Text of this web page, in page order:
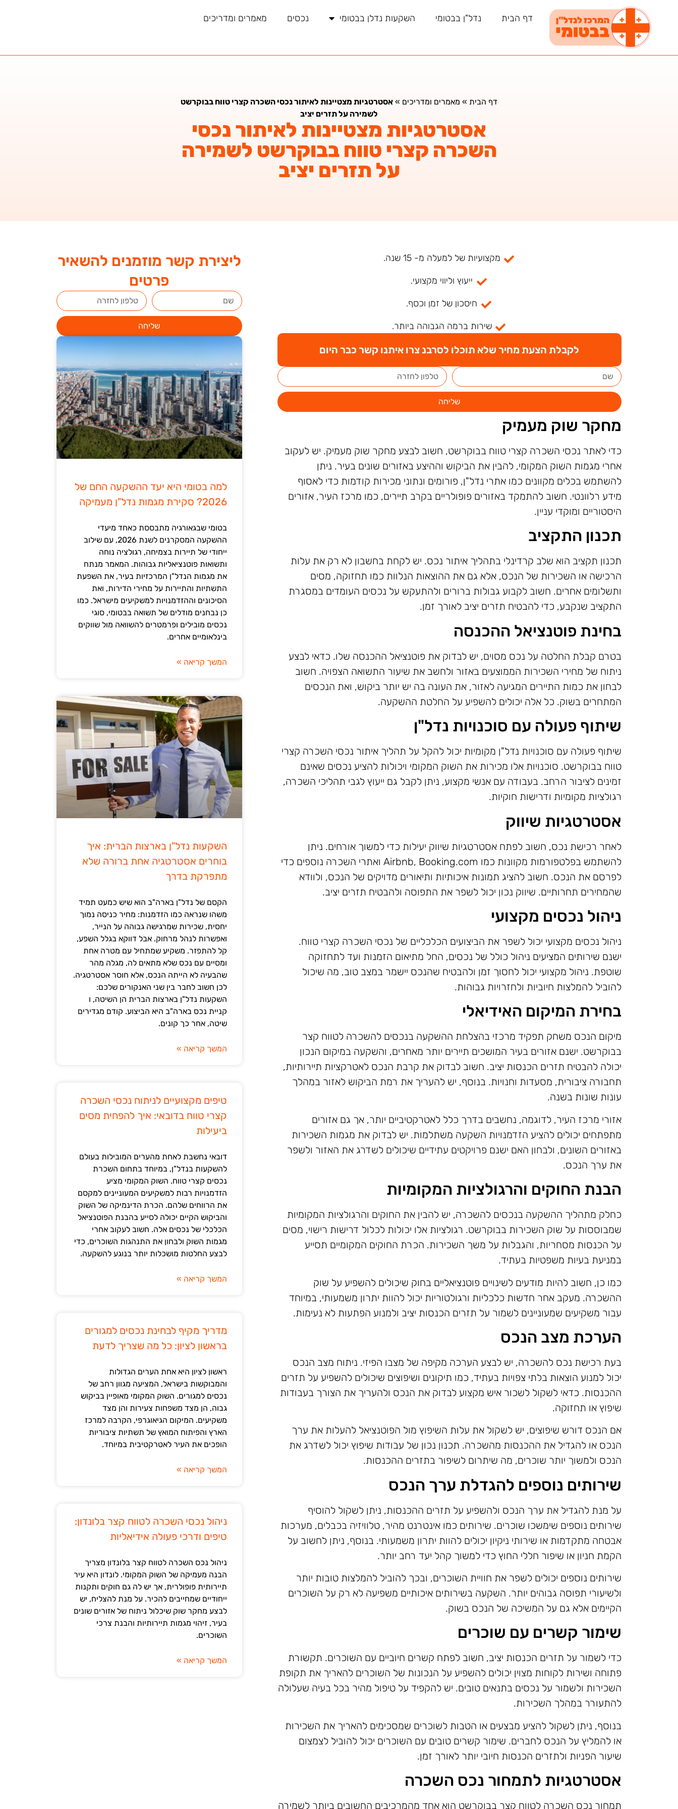
דף הבית נדל"ן בבטומי השקעות נדלן בבטומי נכסים מאמרים ומדריכים
דף הבית » מאמרים ומדריכים » אסטרטגיות מצטיינות לאיתור נכסי השכרה קצרי טווח בבוקרשט
לשמירה על תזרים יציב
אסטרטגיות מצטיינות לאיתור נכסי
השכרה קצרי טווח בבוקרשט לשמירה
על תזרים יציב
ליצירת קשר מוזמנים להשאיר
פרטים
שליחה
למה בטומי היא יעד ההשקעה החם של
2026? סקירת מגמות נדל"ן מעמיקה
בטומי שבגאורגיה מתבססת כאחד מיעדי
ההשקעה המסקרנים לשנת 2026, עם שילוב
ייחודי של תיירות בצמיחה, רגולציה נוחה
ותשואות פוטנציאליות גבוהות. המאמר מנתח
את מגמות הנדל"ן המרכזיות בעיר, את השפעת
התשתיות והתיירות על מחירי הדירות, ואת
הסיכונים וההזדמנויות למשקיעים מישראל. כמו
כן נבחנים מודלים של תשואה בבטומי, סוגי
נכסים מובילים ופרמטרים להשוואה מול שווקים
בינלאומיים אחרים.
המשך קריאה »
השקעות נדל"ן בארצות הברית: איך
בוחרים אסטרטגיה אחת ברורה שלא
מתפרקת בדרך
הקסם של נדל"ן בארה"ב הוא שיש כמעט תמיד
משהו שנראה כמו הזדמנות: מחיר כניסה נמוך
יחסית, שכירות שמרגישה גבוהה על הנייר,
ואפשרות לנהל מרחוק. אבל דווקא בגלל השפע,
קל להתפזר. משקיע שמתחיל עם מטרה אחת
ומסיים עם נכס שלא מתאים לה, מגלה מהר
שהבעיה לא הייתה הנכס, אלא חוסר אסטרטגיה.
לכן חשוב לחבר בין שני האנקורים שלכם:
השקעות נדל"ן בארצות הברית הן השיטה, ו
קניית נכס בארה"ב היא הביצוע. קודם מגדירים
שיטה, אחר כך קונים.
המשך קריאה »
טיפים מקצועיים לניתוח נכסי השכרה
קצרי טווח בדובאי: איך להפחית מסים
ביעילות
דובאי נחשבת לאחת מהערים המובילות בעולם
להשקעות בנדל"ן, במיוחד בתחום השכרת
נכסים קצרי טווח. השוק המקומי מציע
הזדמנויות רבות למשקיעים המעוניינים למקסם
את הרווחים שלהם. הכרת הדינמיקה של השוק
והביקוש הקיים יכולה לסייע בהבנת הפוטנציאל
הכלכלי של נכסים אלה. חשוב לעקוב אחרי
מגמות השוק ולבחון את התנהגות השוכרים, כדי
לבצע החלטות מושכלות יותר בנוגע להשקעה.
המשך קריאה »
מדריך מקיף לבחינת נכסים למגורים
בראשון לציון: כל מה שצריך לדעת
ראשון לציון היא אחת הערים הגדולות
והמבוקשות בישראל, המציעה מגוון רחב של
נכסים למגורים. השוק המקומי מאופיין בביקוש
גבוה, הן מצד משפחות צעירות והן מצד
משקיעים. המיקום הגיאוגרפי, הקרבה למרכז
הארץ והפיתוח המואץ של תשתיות ציבוריות
הופכים את העיר לאטרקטיבית במיוחד.
המשך קריאה »
ניהול נכסי השכרה לטווח קצר בלונדון:
טיפים ודרכי פעולה אידיאליות
ניהול נכס השכרה לטווח קצר בלונדון מצריך
הבנה מעמיקה של השוק המקומי. לונדון היא עיר
תיירותית פופולרית, אך יש לה גם חוקים ותקנות
ייחודיים שמחייבים להכיר. על מנת להצליח, יש
לבצע מחקר שוק שיכלול ניתוח של אזורים שונים
בעיר, זיהוי מגמות תיירותיות והבנת צרכי
השוכרים.
המשך קריאה »
מקצועיות של למעלה מ- 15 שנה.
ייעוץ וליווי מקצועי.
חיסכון של זמן וכסף.
שירות ברמה הגבוהה ביותר.
לקבלת הצעת מחיר שלא תוכלו לסרבנ צרו איתנו קשר כבר היום
שליחה
מחקר שוק מעמיק
כדי לאתר נכסי השכרה קצרי טווח בבוקרשט, חשוב לבצע מחקר שוק מעמיק. יש לעקוב
אחרי מגמות השוק המקומי, להבין את הביקוש וההיצע באזורים שונים בעיר. ניתן
להשתמש בכלים מקוונים כמו אתרי נדל"ן, פורומים ונתוני מכירות קודמות כדי לאסוף
מידע רלוונטי. חשוב להתמקד באזורים פופולריים בקרב תיירים, כמו מרכז העיר, אזורים
היסטוריים ומוקדי עניין.
תכנון התקציב
תכנון תקציב הוא שלב קרדינלי בתהליך איתור נכס. יש לקחת בחשבון לא רק את עלות
הרכישה או השכירות של הנכס, אלא גם את ההוצאות הנלוות כמו תחזוקה, מסים
ותשלומים אחרים. חשוב לקבוע גבולות ברורים ולהתעקש על נכסים העומדים במסגרת
התקציב שנקבע, כדי להבטיח תזרים יציב לאורך זמן.
בחינת פוטנציאל ההכנסה
בטרם קבלת החלטה על נכס מסוים, יש לבדוק את פוטנציאל ההכנסה שלו. כדאי לבצע
ניתוח של מחירי השכירות הממוצעים באזור ולחשב את שיעור התשואה הצפויה. חשוב
לבחון את כמות התיירים המגיעה לאזור, את העונה בה יש יותר ביקוש, ואת הנכסים
המתחרים בשוק. כל אלה יכולים להשפיע על החלטת ההשקעה.
שיתוף פעולה עם סוכנויות נדל"ן
שיתוף פעולה עם סוכנויות נדל"ן מקומיות יכול להקל על תהליך איתור נכסי השכרה קצרי
טווח בבוקרשט. סוכנויות אלו מכירות את השוק המקומי ויכולות להציע נכסים שאינם
זמינים לציבור הרחב. בעבודה עם אנשי מקצוע, ניתן לקבל גם ייעוץ לגבי תהליכי השכרה,
רגולציות מקומיות ודרישות חוקיות.
אסטרטגיות שיווק
לאחר רכישת נכס, חשוב לפתח אסטרטגיות שיווק יעילות כדי למשוך אורחים. ניתן
להשתמש בפלטפורמות מקוונות כמו Airbnb, Booking.com ואתרי השכרה נוספים כדי
לפרסם את הנכס. חשוב להציג תמונות איכותיות ותיאורים מדויקים של הנכס, ולוודא
שהמחירים תחרותיים. שיווק נכון יכול לשפר את התפוסה ולהבטיח תזרים יציב.
ניהול נכסים מקצועי
ניהול נכסים מקצועי יכול לשפר את הביצועים הכלכליים של נכסי השכרה קצרי טווח.
ישנם שירותים המציעים ניהול כולל של נכסים, החל מתיאום הזמנות ועד לתחזוקה
שוטפת. ניהול מקצועי יכול לחסוך זמן ולהבטיח שהנכס יישמר במצב טוב, מה שיכול
להוביל להמלצות חיוביות ולחזרויות גבוהות.
בחירת המיקום האידיאלי
מיקום הנכס משחק תפקיד מרכזי בהצלחת ההשקעה בנכסים להשכרה לטווח קצר
בבוקרשט. ישנם אזורים בעיר המושכים תיירים יותר מאחרים, והשקעה במיקום הנכון
יכולה להבטיח תזרים הכנסות יציב. חשוב לבדוק את קרבת הנכס לאטרקציות תיירותיות,
תחבורה ציבורית, מסעדות וחנויות. בנוסף, יש להעריך את רמת הביקוש לאזור במהלך
עונות שונות בשנה.
אזורי מרכז העיר, לדוגמה, נחשבים בדרך כלל לאטרקטיביים יותר, אך גם אזורים
מתפתחים יכולים להציע הזדמנויות השקעה משתלמות. יש לבדוק את מגמות השכירות
באזורים השונים, ולבחון האם ישנם פרויקטים עתידיים שיכולים לשדרג את האזור ולשפר
את ערך הנכס.
הבנת החוקים והרגולציות המקומיות
כחלק מתהליך ההשקעה בנכסים להשכרה, יש להבין את החוקים והרגולציות המקומיות
שמבוססות על שוק השכירות בבוקרשט. רגולציות אלו יכולות לכלול דרישות רישוי, מסים
על הכנסות מסחריות, והגבלות על משך השכירות. הכרת החוקים המקומיים תסייע
במניעת בעיות משפטיות בעתיד.
כמו כן, חשוב להיות מודעים לשינויים פוטנציאליים בחוק שיכולים להשפיע על שוק
ההשכרה. מעקב אחר חדשות כלכליות ורגולטוריות יכול להוות יתרון משמעותי, במיוחד
עבור משקיעים שמעוניינים לשמור על תזרים הכנסות יציב ולמנוע הפתעות לא נעימות.
הערכת מצב הנכס
בעת רכישת נכס להשכרה, יש לבצע הערכה מקיפה של מצבו הפיזי. ניתוח מצב הנכס
יכול למנוע הוצאות בלתי צפויות בעתיד, כמו תיקונים ושיפוצים שיכולים להשפיע על תזרים
ההכנסות. כדאי לשקול לשכור איש מקצוע לבדוק את הנכס ולהעריך את הצורך בעבודות
שיפוץ או תחזוקה.
אם הנכס דורש שיפוצים, יש לשקול את עלות השיפוץ מול הפוטנציאל להעלות את ערך
הנכס או להגדיל את ההכנסות מהשכרה. תכנון נכון של עבודות שיפוץ יכול לשדרג את
הנכס ולמשוך יותר שוכרים, מה שיתרום לשיפור בתזרים ההכנסות.
שירותים נוספים להגדלת ערך הנכס
על מנת להגדיל את ערך הנכס ולהשפיע על תזרים ההכנסות, ניתן לשקול להוסיף
שירותים נוספים שימשכו שוכרים. שירותים כמו אינטרנט מהיר, טלוויזיה בכבלים, מערכות
אבטחה מתקדמות או שירותי ניקיון יכולים להוות יתרון משמעותי. בנוסף, ניתן לחשוב על
הקמת חניון או שיפור חללי החוץ כדי למשוך קהל יעד רחב יותר.
שירותים נוספים יכולים לשפר את חוויית השוכרים, ובכך להוביל להמלצות טובות יותר
ולשיעורי תפוסה גבוהים יותר. השקעה בשירותים איכותיים משפיעה לא רק על השוכרים
הקיימים אלא גם על המשיכה של הנכס בשוק.
שימור קשרים עם שוכרים
כדי לשמור על תזרים הכנסות יציב, חשוב לפתח קשרים חיוביים עם השוכרים. תקשורת
פתוחה ושירות לקוחות מצוין יכולים להשפיע על הנכונות של השוכרים להאריך את תקופת
השכירות ולשמור על נכסים בתנאים טובים. יש להקפיד על טיפול מהיר בכל בעיה שעלולה
להתעורר במהלך השכירות.
בנוסף, ניתן לשקול להציע מבצעים או הטבות לשוכרים שמסכימים להאריך את השכירות
או להמליץ על הנכס לחברים. שימור קשרים טובים עם השוכרים יכול להוביל לצמצום
שיעור הפניות ולתזרים הכנסות חיובי יותר לאורך זמן.
אסטרטגיות לתמחור נכס השכרה
תמחור נכס השכרה לטווח קצר בבוקרשט הוא אחד מהמרכיבים החשובים ביותר לשמירה